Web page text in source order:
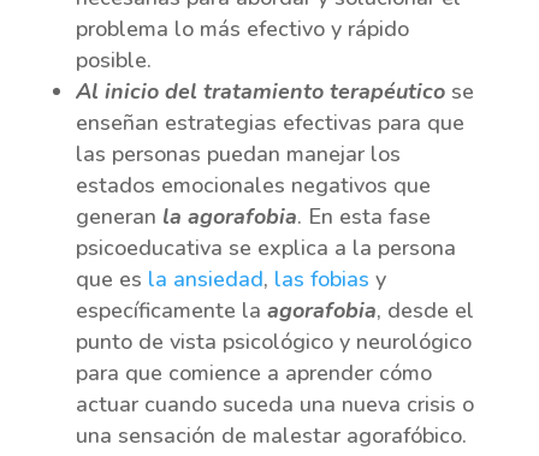
problema lo más efectivo y rápido
posible.
Al inicio del tratamiento terapéuticose
enseñan estrategias efectivas para que
las personas puedan manejar los
estados emocionales negativos que
generan la agorafobia. En esta fase
psicoeducativa se explica a la persona
que es la ansiedad, las fobias y
específicamente la agorafobia, desde el
punto de vista psicológico y neurológico
para que comience a aprender cómo
actuar cuando suceda una nueva crisis o
una sensación de malestar agorafóbico.